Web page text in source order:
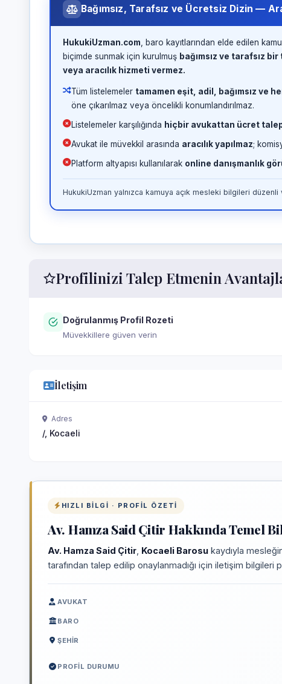
Bağımsız, Tarafsız ve Ücretsiz Dizin —
HukukiUzman.com , baro kayıtlarından elde edilen
biçimde sunmak için kurulmuş bağımsız ve tarafsız
veya aracılık hizmeti vermez.
Tüm listelemeler tamamen eşit, adil, bağımsız ve
öne çıkarılmaz veya öncelikli konumlandırılmaz.
Listelemeler karşılığında hiçbir avukattan ücret
Avukat ile müvekkil arasında aracılık yapılmaz;
Platform altyapısı kullanılarak online danışmanlık
HukukiUzman yalnızca kamuya açık mesleki bilgileri
Profilinizi Talep Etmenin
Doğrulanmış Profil Rozeti
Müvekkillere güven verin
İletişim
Adres
/, Kocaeli
HIZLI BILGI · PROFIL ÖZETI
Av. Hamza Said Çitir Hakkında Temel
Av. Hamza Said Çitir Kocaeli Barosu kaydıyla
tarafından talep edilip onaylanmadığı için iletişim bilgileri
AVUKAT
BARO
ŞEHIR
PROFIL DURUMU